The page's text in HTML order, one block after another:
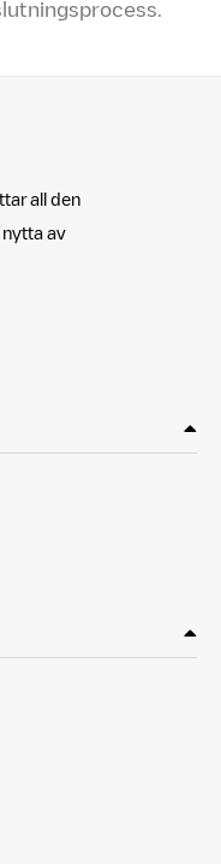
all den
nytta av